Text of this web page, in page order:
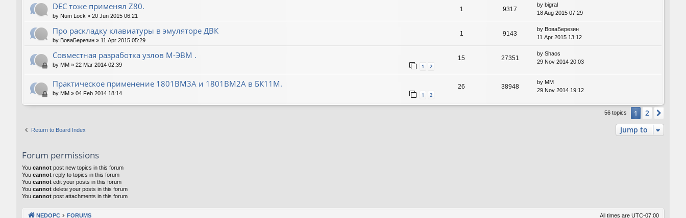
DEC тоже применял Z80.
by Num Lock » 20 Jun 2015 06:21
1 9317
by bigral
18 Aug 2015 07:29
Про раскладку клавиатуры в эмуляторе ДВК
by ВоваБерезин » 11 Apr 2015 05:29
1 9143
by ВоваБерезин
11 Apr 2015 13:12
Совместная разработка узлов М-ЭВМ .
by MM » 22 Mar 2014 02:39 1 2
15 27351
by Shaos
29 Nov 2014 20:03
Практическое применение 1801ВМ3А и 1801ВМ2А в БК11М.
by MM » 04 Feb 2014 18:14 1 2
26 38948
by MM
29 Nov 2014 19:12
56 topics 1 2
Return to Board Index Jump to
Forum permissions
You cannot post new topics in this forum
You cannot reply to topics in this forum
You cannot edit your posts in this forum
You cannot delete your posts in this forum
You cannot post attachments in this forum
NEDOPC FORUMS All times are UTC-07:00